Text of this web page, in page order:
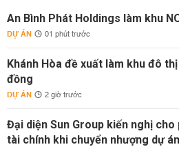
An Bình Phát Holdings làm khu
DỰ ÁN 01 phút trước
Khánh Hòa đề xuất làm khu đô
đồng
DỰ ÁN 2 giờ trước
Đại diện Sun Group kiến nghị
tài chính khi chuyển nhượng dự